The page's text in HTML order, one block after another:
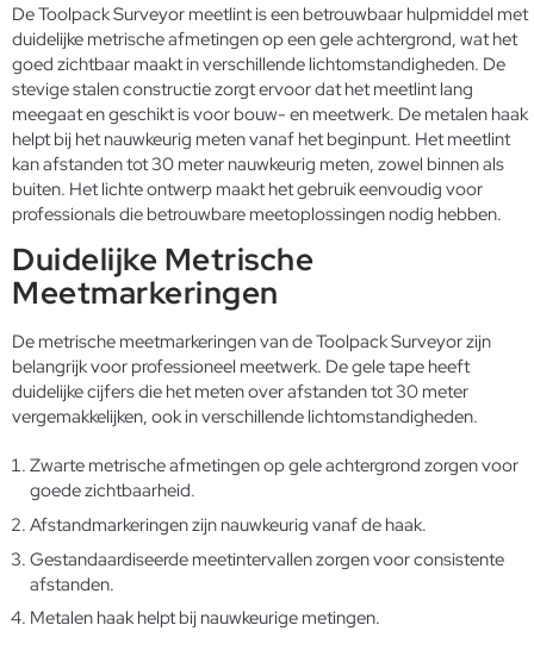
De Toolpack Surveyor meetlint is een betrouwbaar hulpmiddel met
duidelijke metrische afmetingen op een gele achtergrond, wat het
goed zichtbaar maakt in verschillende lichtomstandigheden. De
stevige stalen constructie zorgt ervoor dat het meetlint lang
meegaat en geschikt is voor bouw- en meetwerk. De metalen haak
helpt bij het nauwkeurig meten vanaf het beginpunt. Het meetlint
kan afstanden tot 30 meter nauwkeurig meten, zowel binnen als
buiten. Het lichte ontwerp maakt het gebruik eenvoudig voor
professionals die betrouwbare meetoplossingen nodig hebben.
Duidelijke Metrische
Meetmarkeringen
De metrische meetmarkeringen van de Toolpack Surveyor zijn
belangrijk voor professioneel meetwerk. De gele tape heeft
duidelijke cijfers die het meten over afstanden tot 30 meter
vergemakkelijken, ook in verschillende lichtomstandigheden.
Zwarte metrische afmetingen op gele achtergrond zorgen voor
goede zichtbaarheid.
Afstandmarkeringen zijn nauwkeurig vanaf de haak.
Gestandaardiseerde meetintervallen zorgen voor consistente
afstanden.
Metalen haak helpt bij nauwkeurige metingen.